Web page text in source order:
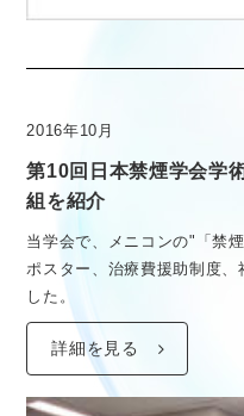
2016年10月
第10回日本禁煙学会学
組を紹介
当学会で、メニコンの"「禁
ポスター、治療費援助制度、
した。
詳細を見る